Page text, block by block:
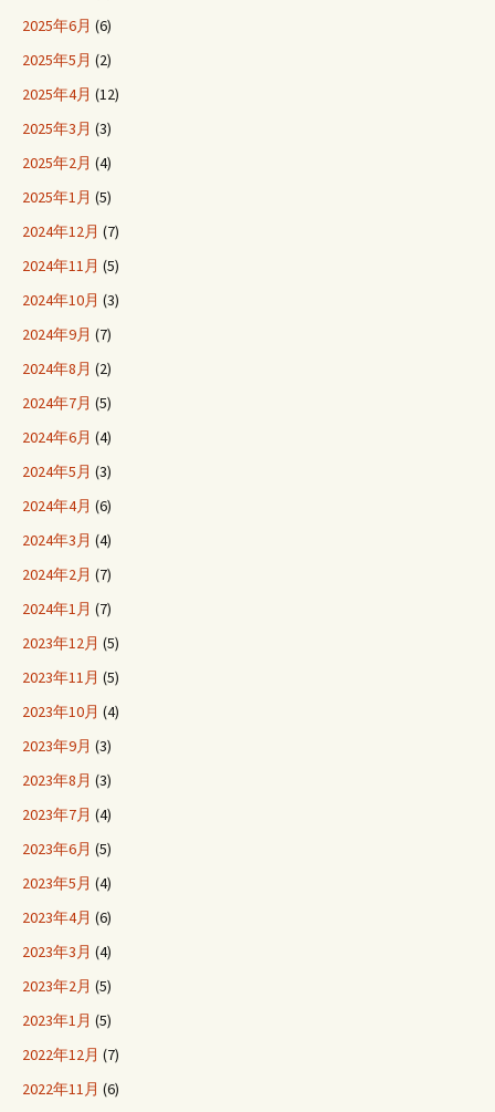
2025年6月 (6)
2025年5月 (2)
2025年4月 (12)
2025年3月 (3)
2025年2月 (4)
2025年1月 (5)
2024年12月 (7)
2024年11月 (5)
2024年10月 (3)
2024年9月 (7)
2024年8月 (2)
2024年7月 (5)
2024年6月 (4)
2024年5月 (3)
2024年4月 (6)
2024年3月 (4)
2024年2月 (7)
2024年1月 (7)
2023年12月 (5)
2023年11月 (5)
2023年10月 (4)
2023年9月 (3)
2023年8月 (3)
2023年7月 (4)
2023年6月 (5)
2023年5月 (4)
2023年4月 (6)
2023年3月 (4)
2023年2月 (5)
2023年1月 (5)
2022年12月 (7)
2022年11月 (6)